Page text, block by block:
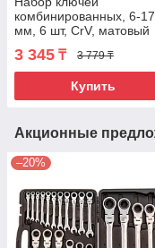
комбинированных, 6-17
мм, 6 шт, CrV, матовый
хром Matrix
3 345 ₸ 3 779 ₸
Купить
Акционные
–20%